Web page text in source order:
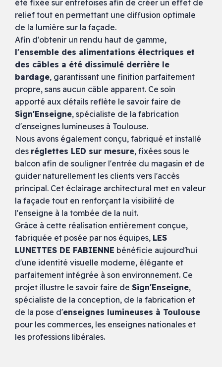
été fixée sur entretoises afin de créer un effet de
relief tout en permettant une diffusion optimale
de la lumière sur la façade.
Afin d'obtenir un rendu haut de gamme,
l'ensemble des alimentations électriques et
des câbles a été dissimulé derrière le
bardage, garantissant une finition parfaitement
propre, sans aucun câble apparent. Ce soin
apporté aux détails reflète le savoir faire de
Sign'Enseigne, spécialiste de la fabrication
d'enseignes lumineuses à Toulouse.
Nous avons également conçu, fabriqué et installé
des réglettes LED sur mesure, fixées sous le
balcon afin de souligner l'entrée du magasin et de
guider naturellement les clients vers l'accès
principal. Cet éclairage architectural met en valeur
la façade tout en renforçant la visibilité de
l'enseigne à la tombée de la nuit.
Grâce à cette réalisation entièrement conçue,
fabriquée et posée par nos équipes, LES
LUNETTES DE FABIENNE bénéficie aujourd'hui
d'une identité visuelle moderne, élégante et
parfaitement intégrée à son environnement. Ce
projet illustre le savoir faire de Sign'Enseigne,
spécialiste de la conception, de la fabrication et
de la pose d'enseignes lumineuses à Toulouse
pour les commerces, les enseignes nationales et
les professions libérales.